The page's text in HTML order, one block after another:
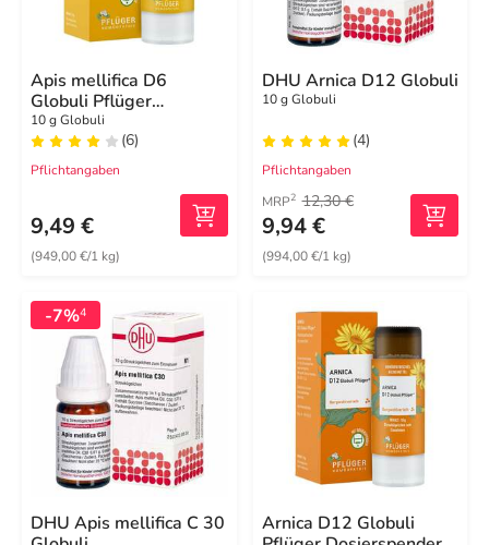
Apis mellifica D6
Globuli Pflüger
Dosierspender
10 g Globuli
(6)
Pflichtangaben
9,49 €
(949,00 €/1 kg)
DHU Arnica D12 Globuli
10 g Globuli
(4)
Pflichtangaben
MRP2 12,30 €
9,94 €
(994,00 €/1 kg)
-7%4
DHU Apis mellifica C 30
Arnica D12 Globuli